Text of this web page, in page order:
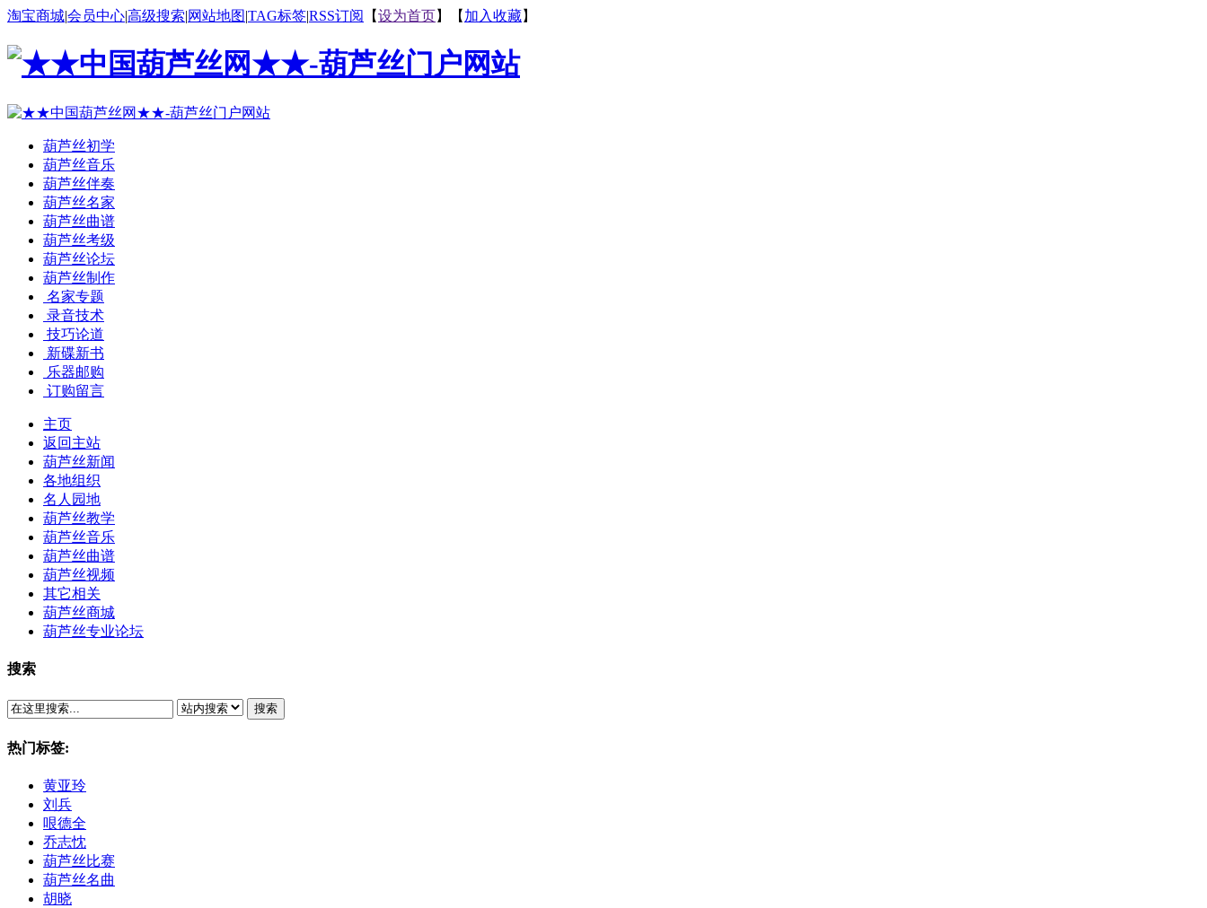
淘宝商城|会员中心|高级搜索|网站地图|TAG标签|RSS订阅 【设为首页】【 加入收藏】
葫芦丝初学
葫芦丝音乐
葫芦丝伴奏
葫芦丝名家
葫芦丝曲谱
葫芦丝考级
葫芦丝论坛
葫芦丝制作
名家专题
录音技术
技巧论道
新碟新书
乐器邮购
订购留言
主页
返回主站
葫芦丝新闻
各地组织
名人园地
葫芦丝教学
葫芦丝音乐
葫芦丝曲谱
葫芦丝视频
其它相关
葫芦丝商城
葫芦丝专业论坛
搜索
搜索
热门标签:
黄亚玲
刘兵
哏德全
乔志忱
葫芦丝比赛
葫芦丝名曲
胡晓